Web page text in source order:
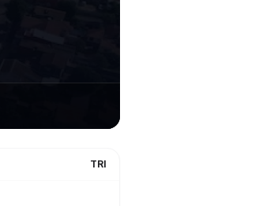
TRI